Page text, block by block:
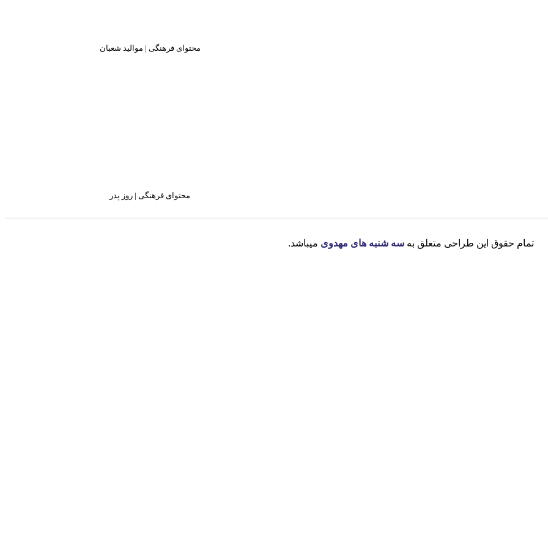
محتوای فرهنگی | موالید شعبان
محتوای فرهنگی | روز پدر
تمام حقوق این طراحی متعلق به سه شنبه های مهدوی میباشد.